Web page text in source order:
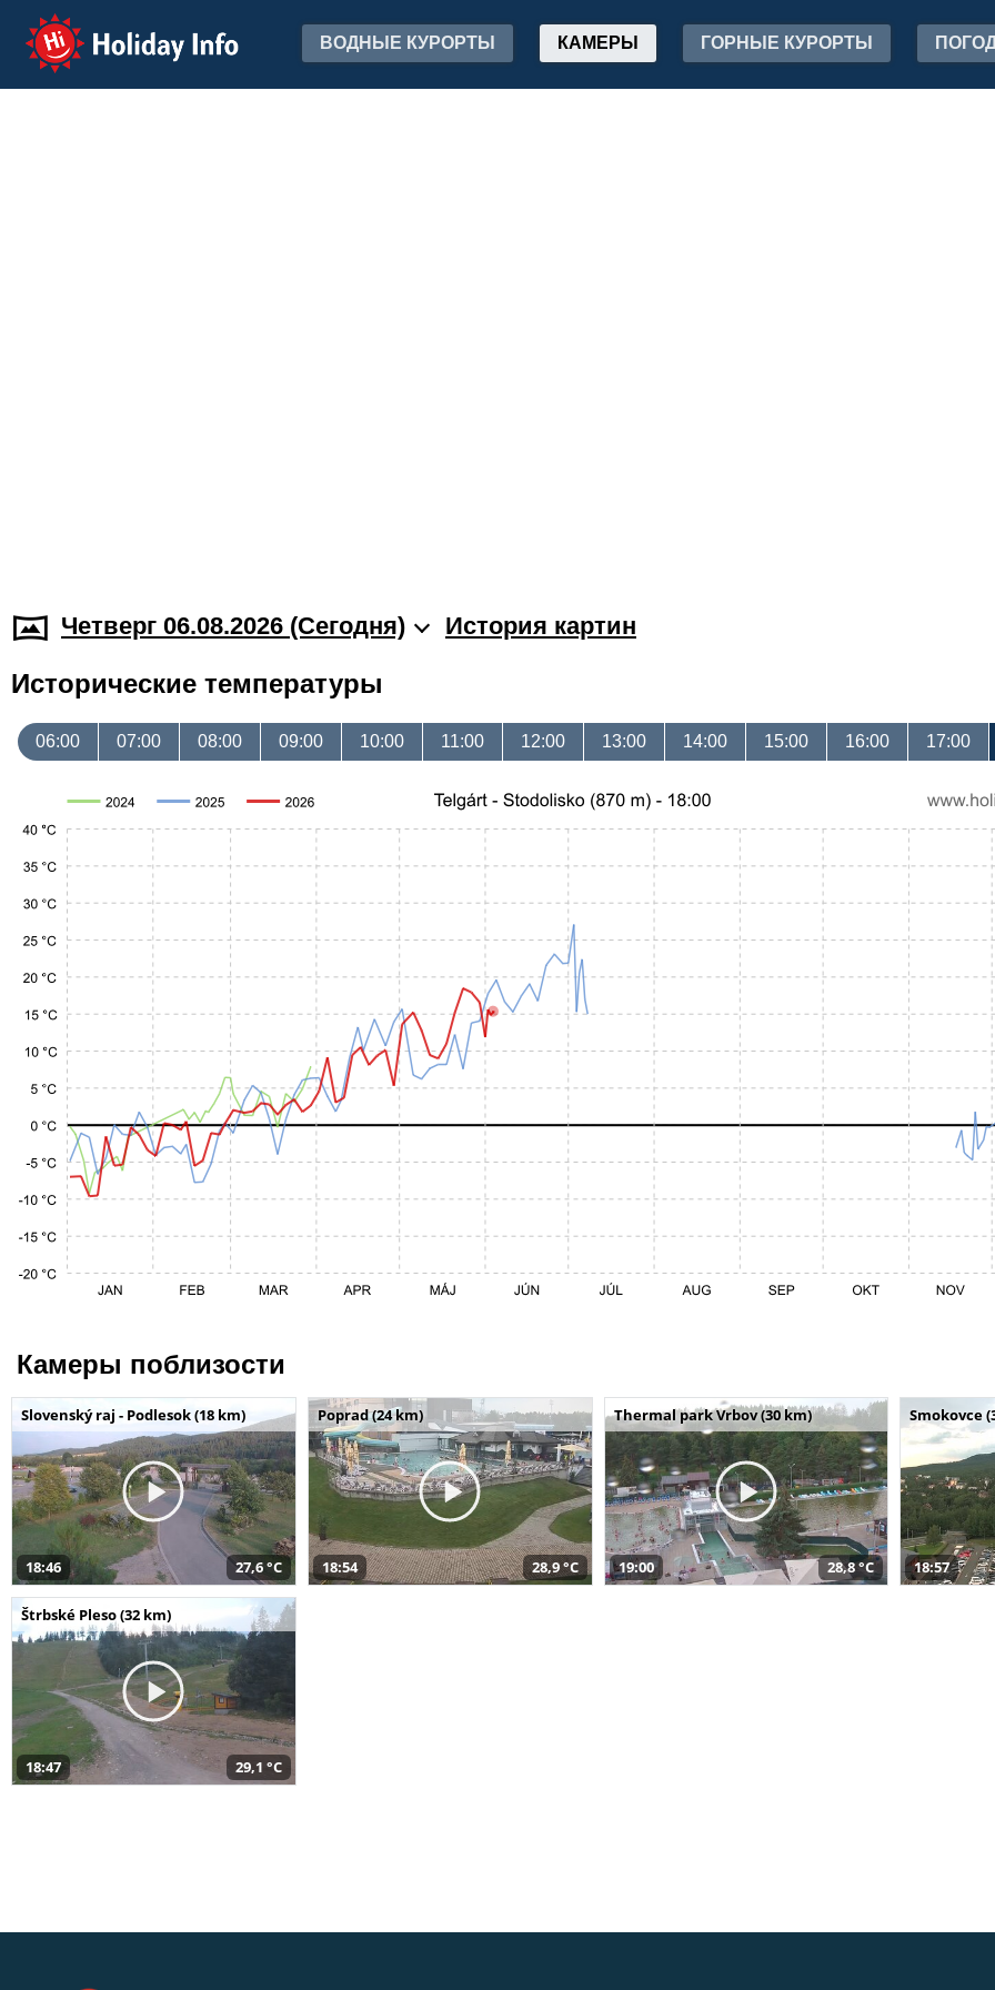
Holiday Info ВОДНЫЕ КУРОРТЫ КАМЕРЫ ГОРНЫЕ КУРОРТЫ
Четверг 06.08.2026 (Cегодня) История картин
Исторические температуры
06:00 07:00 08:00 09:00 10:00 11:00 12:00 13:00 14:00 15:00 16:00 17:00
Камеры поблизости
Slovenský raj - Podlesok (18 km)
18:46 27,6 °C
Poprad (24 km)
18:54 28,9 °C
Thermal park Vrbov (30 km)
19:00 28,8 °C
Smokovce
18:57
Štrbské Pleso (32 km)
18:47 29,1 °C